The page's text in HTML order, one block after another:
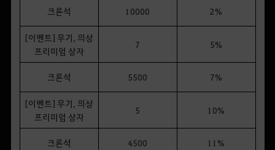
크론석 10000 2%
[이벤트] 무기, 의상
프리미엄 상자
7 5%
크론석 5500 7%
[이벤트] 무기, 의상
프리미엄 상자
5 10%
크론석 4500 11%